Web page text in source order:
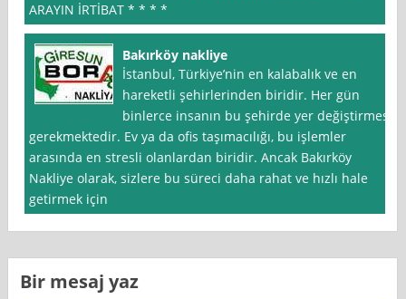
ARAYIN İRTİBAT * * * *
Bakırköy nakliye
İstanbul, Türkiye’nin en kalabalık ve en
hareketli şehirlerinden biridir. Her gün
binlerce insanın bu şehirde yer değiştirmesi
gerekmektedir. Ev ya da ofis taşımacılığı, bu işlemler
arasında en stresli olanlardan biridir. Ancak Bakırköy
Nakliye olarak, sizlere bu süreci daha rahat ve hızlı hale
getirmek için
Bir mesaj yaz